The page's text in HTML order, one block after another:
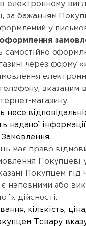
електронному
за бажанням
у
самостійно
через форму
вказаним в
магазину.
несе
наданої
має право
Покупцеві
Покупцем
є неповними або
їх дійсності.
кількість,
Товару